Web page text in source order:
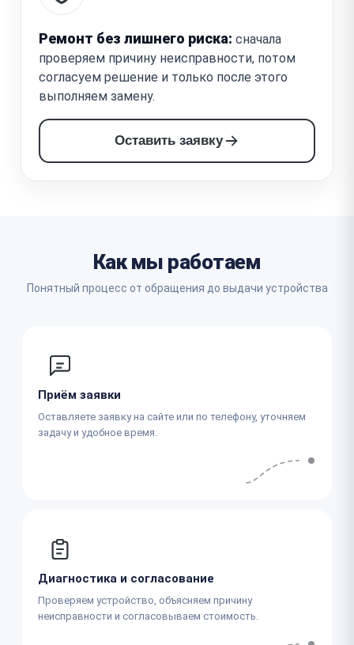
Ремонт без лишнего риска: сначала
проверяем причину неисправности, потом
согласуем решение и только после этого
выполняем замену.
Оставить заявку
Как мы работаем
Понятный процесс от обращения до выдачи устройства
Приём заявки
Оставляете заявку на сайте или по телефону, уточняем
задачу и удобное время.
Диагностика и согласование
Проверяем устройство, объясняем причину
неисправности и согласовываем стоимость.